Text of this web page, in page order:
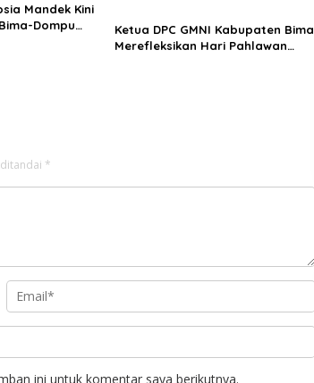
Mandek Kini
Dompu
Ketua DPC GMNI Kabupaten Bima
Merefleksikan Hari Pahlawan
*
ini untuk komentar saya berikutnya.
Calon
Di Politik |